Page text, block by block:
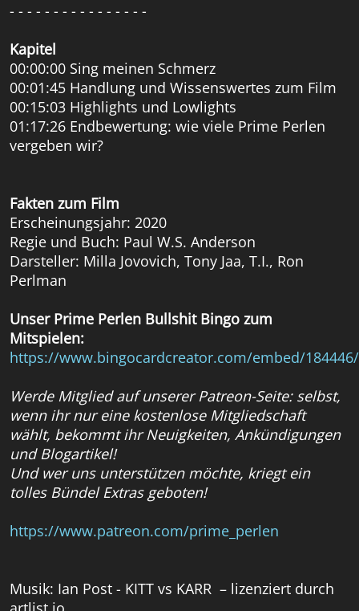
- - - - - - - - - - - - - - - -
Kapitel
00:00:00 Sing meinen Schmerz
00:01:45 Handlung und Wissenswertes zum Film
00:15:03 Highlights und Lowlights
01:17:26 Endbewertung: wie viele Prime Perlen
vergeben wir?
Fakten zum Film
Erscheinungsjahr: 2020
Regie und Buch: Paul W.S. Anderson
Darsteller: Milla Jovovich, Tony Jaa, T.I., Ron
Perlman
Unser Prime Perlen Bullshit Bingo zum
Mitspielen:
https://www.bingocardcreator.com/embed/184446/
Werde Mitglied auf unserer Patreon-Seite: selbst,
wenn ihr nur eine kostenlose Mitgliedschaft
wählt, bekommt ihr Neuigkeiten, Ankündigungen
und Blogartikel!
Und wer uns unterstützen möchte, kriegt ein
tolles Bündel Extras geboten!
https://www.patreon.com/prime_perlen
Musik: Ian Post - KITT vs KARR – lizenziert durch